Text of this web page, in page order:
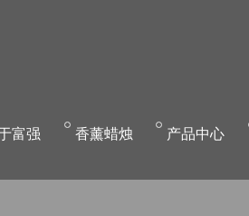
富强 香薰蜡烛 产品中心